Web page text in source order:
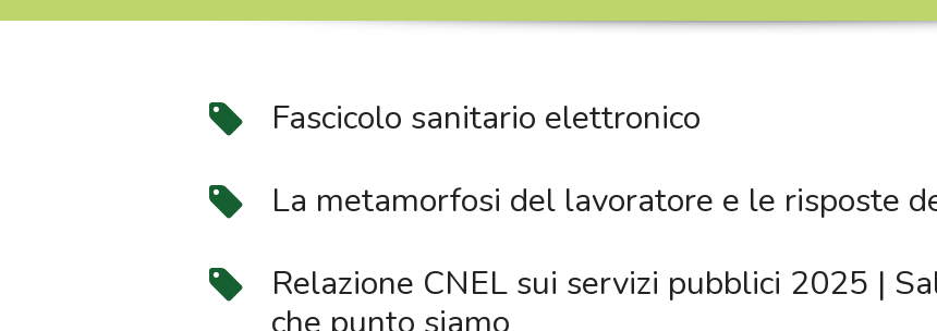
Fascicolo sanitario elettronico
La metamorfosi del lavoratore e le risposte
Relazione CNEL sui servizi pubblici 2025 |